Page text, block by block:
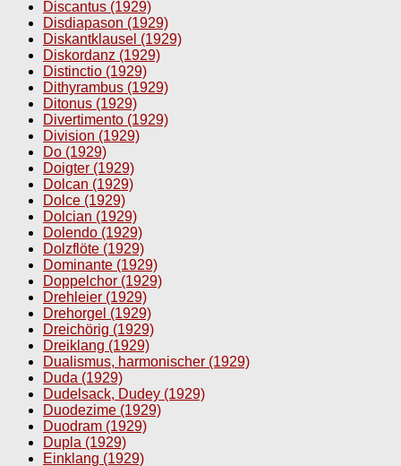
Discantus (1929)
Disdiapason (1929)
Diskantklausel (1929)
Diskordanz (1929)
Distinctio (1929)
Dithyrambus (1929)
Ditonus (1929)
Divertimento (1929)
Division (1929)
Do (1929)
Doigter (1929)
Dolcan (1929)
Dolce (1929)
Dolcian (1929)
Dolendo (1929)
Dolzflöte (1929)
Dominante (1929)
Doppelchor (1929)
Drehleier (1929)
Drehorgel (1929)
Dreichörig (1929)
Dreiklang (1929)
Dualismus, harmonischer (1929)
Duda (1929)
Dudelsack, Dudey (1929)
Duodezime (1929)
Duodram (1929)
Dupla (1929)
Einklang (1929)